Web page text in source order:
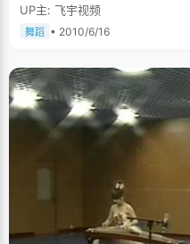
UP主: 飞宇视频
舞蹈 • 2010/6/16